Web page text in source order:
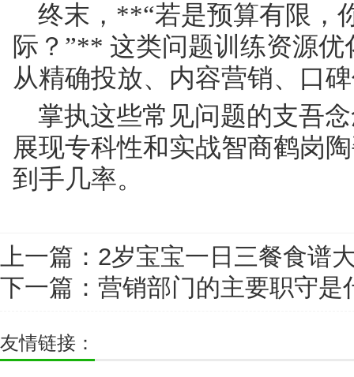
终末，**“若是预算有限，
际？”** 这类问题训练资源
从精确投放、内容营销、口
掌执这些常见问题的支吾
展现专科性和实战智商鹤岗
到手几率。
上一篇： 2岁宝宝一日三餐食谱
下一篇： 营销部门的主要职守是
友情链接：